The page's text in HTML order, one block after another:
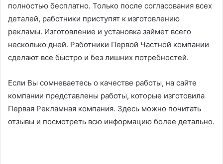
полностью бесплатно. Только после согласования всех
деталей, работники приступят к изготовлению
рекламы. Изготовление и установка займет всего
несколько дней. Работники Первой Частной компании
сделают все быстро и без лишних потребностей.
Если Вы сомневаетесь о качестве работы, на сайте
компании представлены работы, которые изготовила
Первая Рекламная компания. Здесь можно почитать
отзывы и посмотреть всю информацию более детально.